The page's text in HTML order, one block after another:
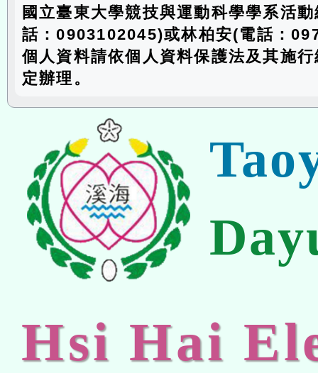
國立臺東大學競技與運動科學學系活
話：0903102045)或林柏安(電話：
個人資料請依個人資料保護法及其施
定辦理。
Hsi Hai